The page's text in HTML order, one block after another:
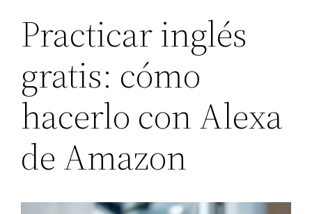
Practicar inglés
gratis: cómo
hacerlo con Alexa
de Amazon